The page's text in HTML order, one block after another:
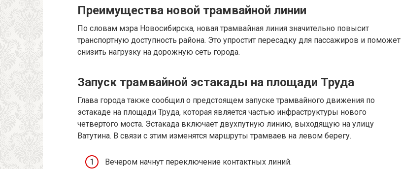
Преимущества новой трамвайной линии
По словам мэра Новосибирска, новая трамвайная линия значительно повысит
транспортную доступность района. Это упростит пересадку для пассажиров и поможет
снизить нагрузку на дорожную сеть города.
Запуск трамвайной эстакады на площади Труда
Глава города также сообщил о предстоящем запуске трамвайного движения по
эстакаде на площади Труда, которая является частью инфраструктуры нового
четвертого моста. Эстакада включает двухпутную линию, выходящую на улицу
Ватутина. В связи с этим изменятся маршруты трамваев на левом берегу.
Вечером начнут переключение контактных линий.